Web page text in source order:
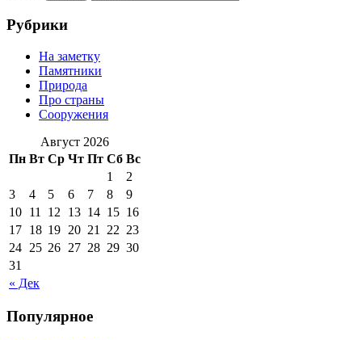
Рубрики
На заметку
Памятники
Природа
Про страны
Сооружения
Август 2026
Пн Вт Ср Чт Пт Сб Вс
« Дек
1
2
3
4 5 6 7 8
9
10 11 12 13 14 15 16
17 18 19 20 21 22 23
24 25 26 27 28 29 30
31
Популярное